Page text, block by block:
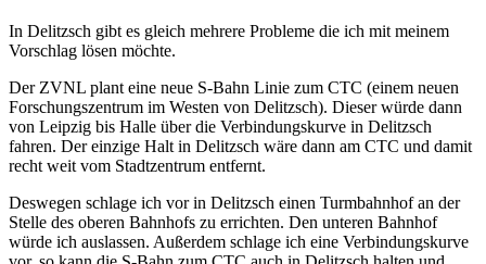
In Delitzsch gibt es gleich mehrere Probleme die ich mit meinem
Vorschlag lösen möchte.
Der ZVNL plant eine neue S-Bahn Linie zum CTC (einem neuen
Forschungszentrum im Westen von Delitzsch). Dieser würde dann
von Leipzig bis Halle über die Verbindungskurve in Delitzsch
fahren. Der einzige Halt in Delitzsch wäre dann am CTC und damit
recht weit vom Stadtzentrum entfernt.
Deswegen schlage ich vor in Delitzsch einen Turmbahnhof an der
Stelle des oberen Bahnhofs zu errichten. Den unteren Bahnhof
würde ich auslassen. Außerdem schlage ich eine Verbindungskurve